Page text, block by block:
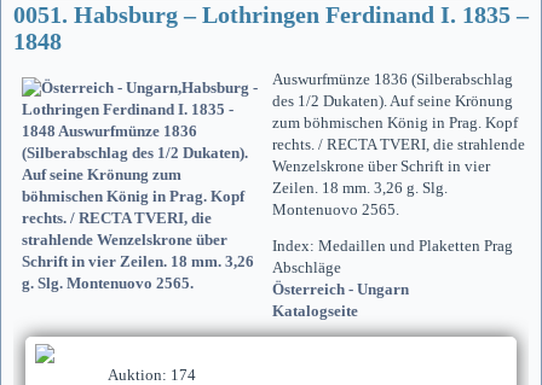
0051. Habsburg – Lothringen Ferdinand I. 1835 –
1848
Auswurfmünze 1836 (Silberabschlag
des 1/2 Dukaten). Auf seine Krönung
zum böhmischen König in Prag. Kopf
rechts. / RECTA TVERI, die strahlende
Wenzelskrone über Schrift in vier
Zeilen. 18 mm. 3,26 g. Slg.
Montenuovo 2565.
Index: Medaillen und Plaketten Prag
Abschläge
Österreich - Ungarn
Katalogseite
Auktion: 174